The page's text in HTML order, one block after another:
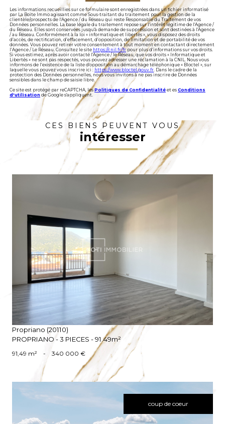
Les informations recueillies sur ce formulaire sont enregistrées dans un fichier informatisé
par La Boite Immo agissant comme Sous-traitant du traitement pour la gestion de la
clientèle/prospects de l'Agence / du Réseau qui reste Responsable du Traitement de vos
Données personnelles. La base légale du traitement repose sur l'intérêt légitime de l'Agence /
du Réseau. Elles sont conservées jusqu'à demande de suppression et sont destinées à l'Agence
/ au Réseau. Conformément à la loi « informatique et libertés », vous disposez des droits
d’accès, de rectification, d’effacement, d’opposition, de limitation et de portabilité de vos
données. Vous pouvez retirer votre consentement à tout moment en contactant directement
l’Agence / Le Réseau. Consultez le site https://cnil.fr/frpour plus d’informations sur vos droits.
Si vous estimez, après avoir contacté l'Agence / le Réseau, que vos droits « Informatique et
Libertés » ne sont pas respectés, vous pouvez adresser une réclamation à la CNIL. Nous vous
informons de l’existence de la liste d'opposition au démarchage téléphonique « Bloctel », sur
laquelle vous pouvez vous inscrire ici : https://www.bloctel.gouv.fr. Dans le cadre de la
protection des Données personnelles, nous vous invitons à ne pas inscrire de Données
sensibles dans le champ de saisie libre.
Ce site est protégé par reCAPTCHA, lesPolitiques de Confidentialité et es Conditions
d'utilisation de Google s'appliquent.
CES BIENS PEUVENT VOUS
intéresser
VOIR LE BIEN
Propriano (20110)
PROPRIANO - 3 PIECES - 91.49m²
91,49 m² - 340 000 €
coup de coeur